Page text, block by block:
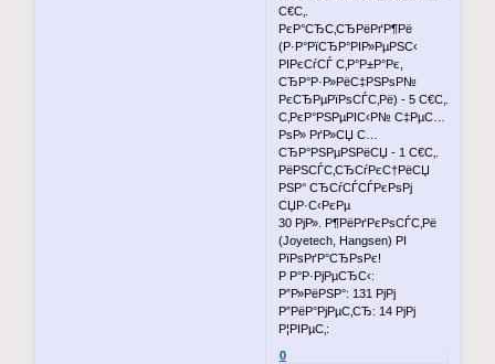
С€С‚.
РєР°СЂС‚СЂРёРґР¶Рё
(Р·Р°РїСЂР°РІР»РµРЅС‹
РІРєСѓСЃ С‚Р°Р±Р°Рє,
СЂР°Р·Р»РёС‡РЅРѕР№
РєСЂРµРїРѕСЃС‚Рё) - 5 С€С‚.
С‚РєР°РЅРµРІС‹Р№ С‡РµС…
РѕР» РґР»СЏ С…
СЂР°РЅРµРЅРёСЏ - 1 С€С‚.
РёРЅСЃС‚СЂСѓРєС†РёСЏ
РЅР° СЂСѓСЃСЃРєРѕРј
СЏР·С‹РєРµ
30 РјР». Р¶РёРґРєРѕСЃС‚Рё
(Joyetech, Hangsen) РІ
РїРѕРґР°СЂРѕРє!
Р Р°Р·РјРµСЂС‹:
Р”Р»РёРЅР°: 131 РјРј
Р”РёР°РјРµС‚СЂ: 14 РјРј
Р¦РІРµС‚:
0